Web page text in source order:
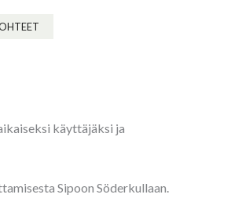
käyttäjäksi ja
Sipoon Söderkullaan.